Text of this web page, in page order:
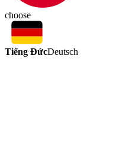
choose
Tiếng ĐứcDeutsch